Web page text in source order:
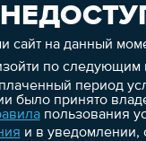
сайт на данный
по следующим
период
было принято
пользования
и в уведомлении,